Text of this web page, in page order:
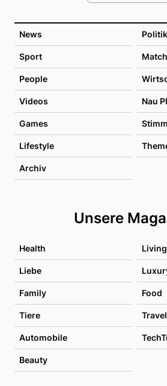
News Politik
Sport
People
Videos Nau
Games
Lifestyle
Archiv
Unsere
Health Living
Liebe
Family Food
Tiere Travel
Automobile
Beauty